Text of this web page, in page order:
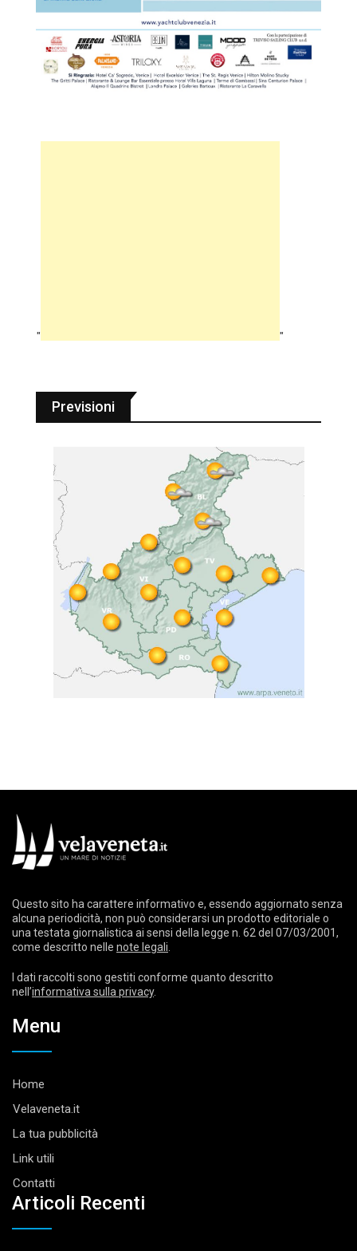
" "
Previsioni
Questo sito ha carattere informativo e, essendo aggiornato senza
alcuna periodicità, non può considerarsi un prodotto editoriale o
una testata giornalistica ai sensi della legge n. 62 del 07/03/2001,
come descritto nelle note legali
I dati raccolti sono gestiti conforme quanto descritto
nell’informativa sulla privacy.
Menu
Home
Velaveneta.it
La tua pubblicità
Link utili
Contatti
Articoli Recenti